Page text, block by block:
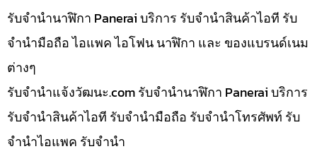
รับจำนำนาฬิกา Panerai บริการ รับจำนำสินค้าไอที รับ
จำนำมือถือ ไอแพค ไอโฟน นาฬิกา และ ของแบรนด์เนม
ต่างๆ
รับจํานําแจ้งวัฒนะ.com รับจำนำนาฬิกา Panerai บริการ
รับจำนำสินค้าไอที รับจำนำมือถือ รับจำนำโทรศัพท์ รับ
จำนำไอแพค รับจำนำ